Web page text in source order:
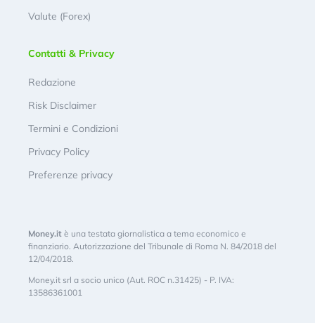
Valute (Forex)
Contatti & Privacy
Redazione
Risk Disclaimer
Termini e Condizioni
Privacy Policy
Preferenze privacy
Money.it è una testata giornalistica a tema economico e
finanziario. Autorizzazione del Tribunale di Roma N. 84/2018 del
12/04/2018.
Money.it srl a socio unico (Aut. ROC n.31425) - P. IVA:
13586361001